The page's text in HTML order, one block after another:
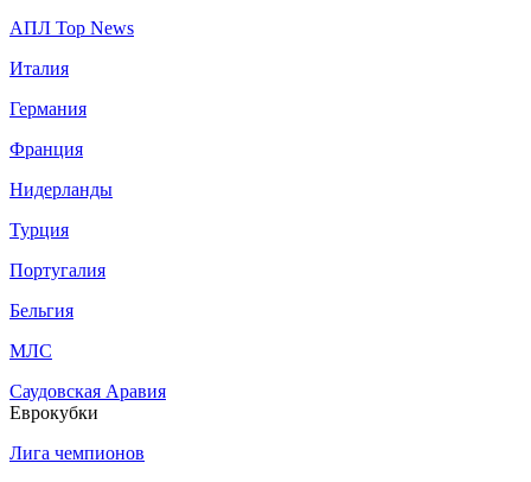
АПЛ Top News
Италия
Германия
Франция
Нидерланды
Турция
Португалия
Бельгия
МЛС
Саудовская Аравия
Еврокубки
Лига чемпионов